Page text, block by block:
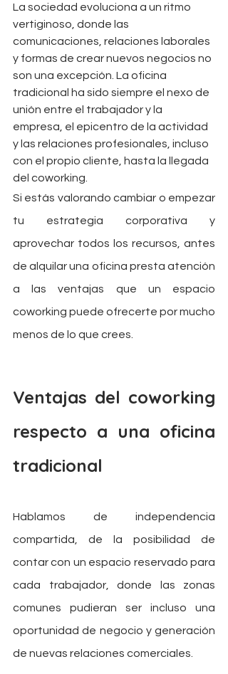
La sociedad evoluciona a un ritmo
vertiginoso, donde las
comunicaciones, relaciones laborales
y formas de crear nuevos negocios no
son una excepción. La oficina
tradicional ha sido siempre el nexo de
unión entre el trabajador y la
empresa, el epicentro de la actividad
y las relaciones profesionales, incluso
con el propio cliente, hasta la llegada
del coworking.
Si estás valorando cambiar o empezar
tu estrategia corporativa y
aprovechar todos los recursos, antes
de alquilar una oficina presta atención
a las ventajas que un espacio
coworking puede ofrecerte por mucho
menos de lo que crees.
Ventajas del coworking
respecto a una oficina
tradicional
Hablamos de independencia
compartida, de la posibilidad de
contar con un espacio reservado para
cada trabajador, donde las zonas
comunes pudieran ser incluso una
oportunidad de negocio y generación
de nuevas relaciones comerciales.